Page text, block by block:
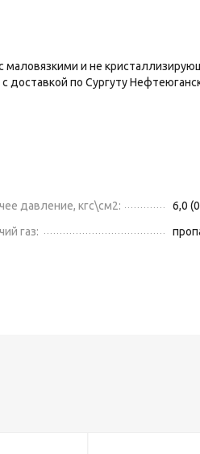
и не
по Сургуту
давление, кгс\см2:
6,0
газ: